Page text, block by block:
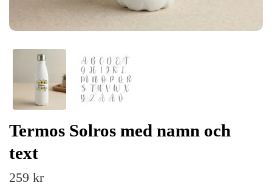
Termos Solros med namn och
text
259 kr